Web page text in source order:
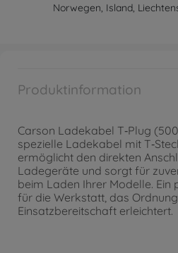
Norwegen, Island,
Produktinformation
Carson Ladekabel T‑Plug
spezielle Ladekabel mit
ermöglicht den direkten
Ladegeräte und sorgt für
beim Laden Ihrer Modelle. Ein
für die Werkstatt, das
Einsatzbereitschaft erleichtert.